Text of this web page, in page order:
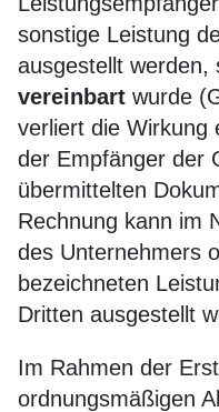
sonstige Leistung
ausgestellt werden,
vereinbart wurde
verliert die Wirkung
der Empfänger der
übermittelten
Rechnung kann im
des Unternehmers
bezeichneten
Dritten ausgestellt
Im Rahmen der
ordnungsmäßigen